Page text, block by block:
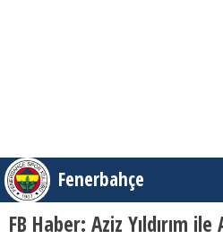
Fenerbahçe
FB Haber: Aziz Yıldırım